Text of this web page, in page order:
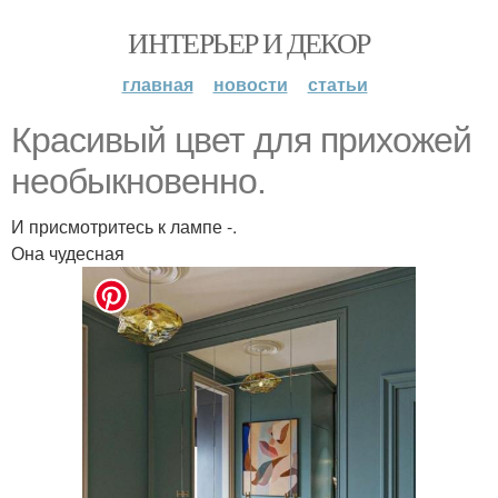
ИНТЕРЬЕР И ДЕКОР
главная новости статьи
Красивый цвет для прихожей
необыкновенно.
И присмотритесь к лампе -.
Она чудесная